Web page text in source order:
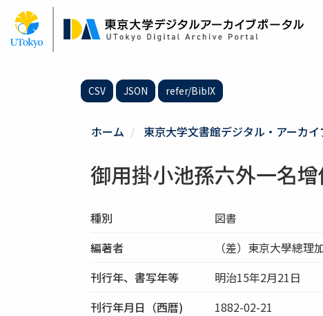
ン
CSV JSON refer/BibIX
ホーム 東京大学文書館デジタル・アーカイ
御用掛小池孫六外一名
種別
図書
編著者
（差）東京大學總
刊行年、書写年等
明治15年2月21日
刊行年月日（西暦)
1882-02-21